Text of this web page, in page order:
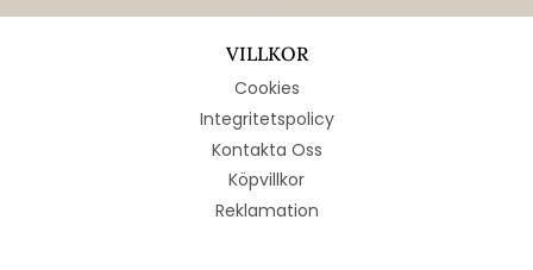
VILLKOR
Cookies
Integritetspolicy
Kontakta Oss
Köpvillkor
Reklamation